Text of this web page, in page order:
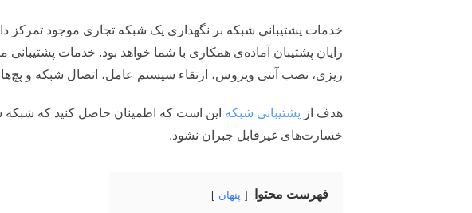
خدمات پشتیبانی شبکه بر نگهداری یک شبکه تجاری موجود تمرکز
رایان پشتیبان آماده‌ی همکاری با شما خواهد بود. خدمات
ریزی، نصب آنتی ویروس، ارتقاء سیستم عامل، اتصال شبکه و
هدف از پشتیبانی شبکه این است که اطمینان حاصل کنید که
خسارت‌های غیرقابل جبران نشود.
فهرست محتوا پنهان